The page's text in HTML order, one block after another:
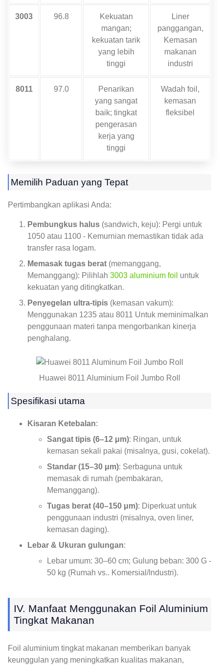
3003 96.8
Kekuatan
mangan;
kekuatan tarik
yang lebih
tinggi
Liner
panggangan,
Kemasan
makanan
industri
8011 97.0
Penarikan
yang sangat
baik; tingkat
pengerasan
kerja yang
tinggi
Wadah foil,
kemasan
fleksibel
Memilih Paduan yang Tepat
Pertimbangkan aplikasi Anda:
Pembungkus halus (sandwich, keju): Pergi untuk
1050 atau 1100 - Kemurnian memastikan tidak ada
transfer rasa logam.
Memasak tugas berat (memanggang,
Memanggang): Pilihlah 3003 aluminium foil untuk
kekuatan yang ditingkatkan.
Penyegelan ultra-tipis (kemasan vakum):
Menggunakan 1235 atau 8011 Untuk meminimalkan
penggunaan materi tanpa mengorbankan kinerja
penghalang.
Huawei 8011 Aluminium Foil Jumbo Roll
Spesifikasi utama
Kisaran Ketebalan:
Sangat tipis (6–12 μm): Ringan, untuk
kemasan sekali pakai (misalnya, gusi, cokelat).
Standar (15–30 μm): Serbaguna untuk
memasak di rumah (pembakaran,
Memanggang).
Tugas berat (40–150 μm): Diperkuat untuk
penggunaan industri (misalnya, oven liner,
kemasan daging).
Lebar & Ukuran gulungan:
Lebar umum: 30–60 cm; Gulung beban: 300 G -
50 kg (Rumah vs.. Komersial/Industri).
IV. Manfaat Menggunakan Foil Aluminium
Tingkat Makanan
Foil aluminium tingkat makanan memberikan banyak
keunggulan yang meningkatkan kualitas makanan,